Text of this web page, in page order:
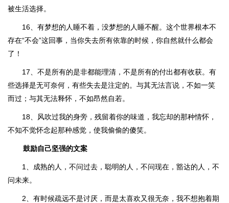
被生活选择。
16、有梦想的人睡不着，没梦想的人睡不醒。这个世界根本不
存在“不会”这回事，当你失去所有依靠的时候，你自然就什么都会
了！
17、不是所有的是非都能理清，不是所有的付出都有收获。有
些选择是无可奈何，有些失去是注定的。与其无法言说，不如一笑
而过；与其无法释怀，不如昂然自若。
18、风吹过我的身旁，残留着你的味道，我忘却的那种情怀，
不知不觉怀念起那种感觉，使我偷偷的傻笑。
鼓励自己坚强的文案
1、成熟的人，不问过去，聪明的人，不问现在，豁达的人，不
问未来。
2、有时候疏远不是讨厌，而是太喜欢又很无奈，我不想抱着期